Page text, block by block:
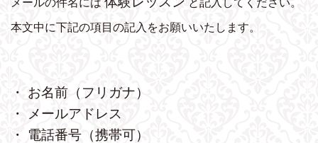
本文中に下記の項目の記入をお願いいたします。
・ お名前（フリガナ）
・ メールアドレス
・ 電話番号（携帯可）